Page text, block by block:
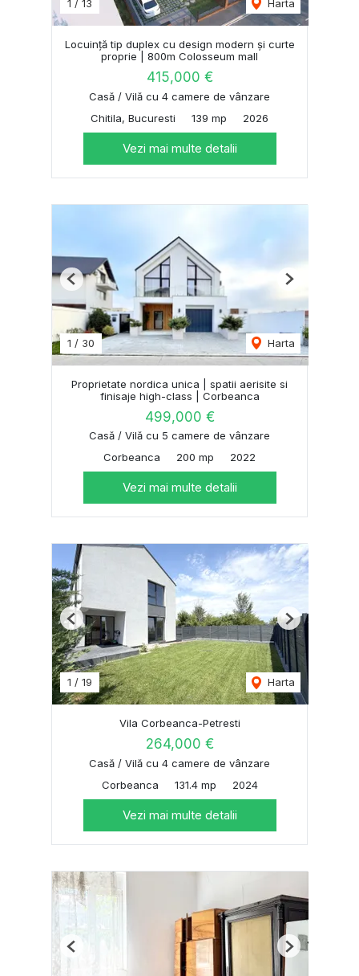
1 / 13 Harta
Locuință tip duplex cu design modern și curte
proprie | 800m Colosseum mall
415,000 €
Casă / Vilă cu 4 camere de vânzare
Chitila, Bucuresti
139 mp 2026
Vezi mai multe detalii
1 / 30 Harta
Previous Next
Proprietate nordica unica | spatii aerisite si
finisaje high-class | Corbeanca
499,000 €
Casă / Vilă cu 5 camere de vânzare
Corbeanca
200 mp 2022
Vezi mai multe detalii
1 / 19 Harta
Previous Next
Vila Corbeanca-Petresti
264,000 €
Casă / Vilă cu 4 camere de vânzare
Corbeanca
131.4 mp 2024
Vezi mai multe detalii
Previous Next